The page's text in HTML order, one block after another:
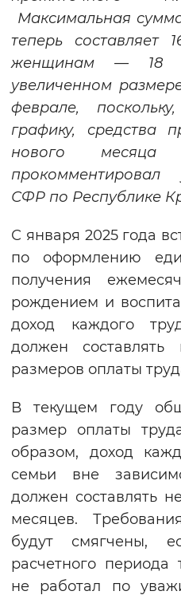
Вернуть
Максимальная
теперь составляет
женщинам — 18
увеличенном
феврале,
графику, средства
нового
СФР по Республике
С января 2025 года
по оформлению
получения
рождением и
доход каждого
должен
размеров оплаты
В текущем году
размер оплаты
образом, доход
семьи вне
должен составлять
месяцев.
будут смягчены,
расчетного
не работал по